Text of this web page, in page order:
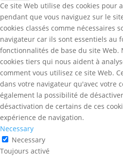
Ce site Web utilise des cookies pour
pendant que vous naviguez sur le
cookies classés comme nécessaires
navigateur car ils sont essentiels au
fonctionnalités de base du site Web.
cookies tiers qui nous aident à
comment vous utilisez ce site Web.
dans votre navigateur qu'avec votre
également la possibilité de
désactivation de certains de ces
expérience de navigation.
Necessary
Necessary
Toujours activé